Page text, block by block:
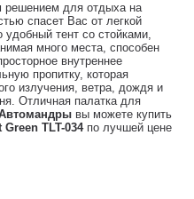
решением для отдыха на
спасет Вас от легкой
тент со стойками,
много места, способен
внутреннее
пропитку, которая
излучения, ветра, дождя и
Отличная палатка для
вы можете купить
TLT-034по лучшей цене